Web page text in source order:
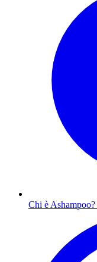
Chi è Ashampoo?